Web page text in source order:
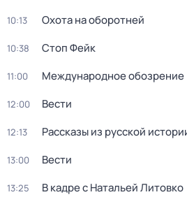
10:13 Охота на оборотней
10:38 Стоп Фейк
11:00 Международное обозрение
12:00 Вести
12:13 Рассказы из русской
13:00 Вести
13:25 В кадре с Натальей Литовко